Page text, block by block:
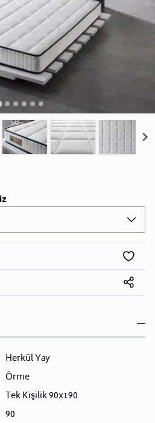
Herkül Yay
Örme
Tek Kişilik 90x190
90